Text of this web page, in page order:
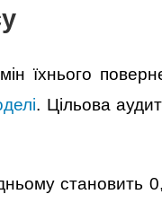
їхнього
. Цільова